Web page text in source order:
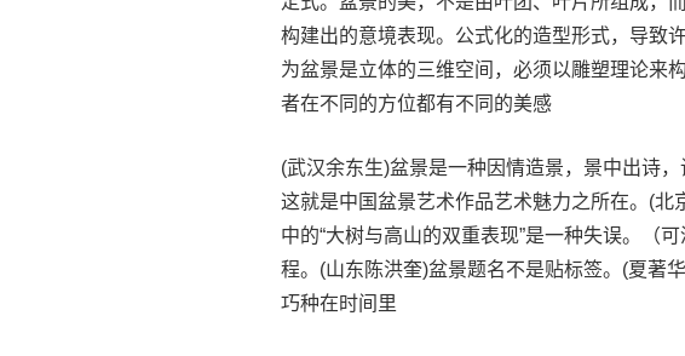
构建出的意境表现。公式化的造型形式，导致
为盆景是立体的三维空间，必须以雕塑理论来
者在不同的方位都有不同的美感
(武汉余东生)盆景是一种因情造景，景中出诗
这就是中国盆景艺术作品艺术魅力之所在。(
中的“大树与高山的双重表现”是一种失误。（
程。(山东陈洪奎)盆景题名不是贴标签。(夏著
巧种在时间里